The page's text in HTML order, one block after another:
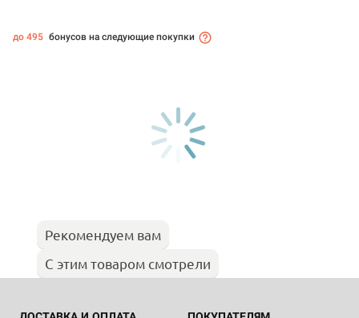
до 495 бонусов на следующие покупки
Рекомендуем вам
С этим товаром смотрели